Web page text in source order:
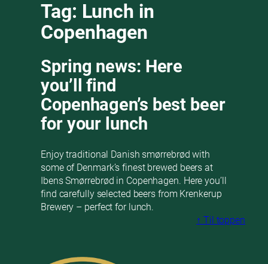
Tag: Lunch in
Copenhagen
Spring news: Here
you’ll find
Copenhagen’s best beer
for your lunch
Enjoy traditional Danish smørrebrød with
some of Denmark’s finest brewed beers at
Ibens Smørrebrød in Copenhagen. Here you’ll
find carefully selected beers from Krenkerup
Brewery – perfect for lunch.
↑ Til toppen